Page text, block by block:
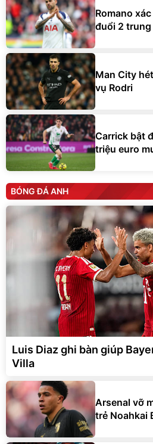
Romano
đuổi 2 trung
Man City
vụ Rodri
Carrick bật
triệu euro
BÓNG ĐÁ ANH
Luis Diaz ghi bàn giúp
Villa
Arsenal vỡ
trẻ Noahkai